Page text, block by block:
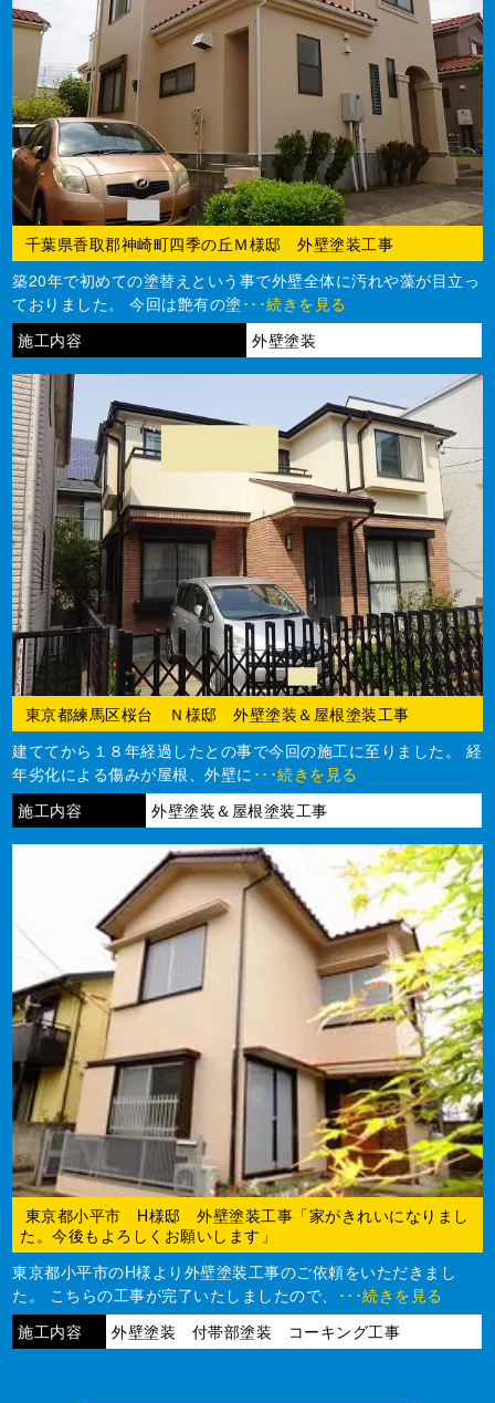
千葉県香取郡神崎町四季の丘Ｍ様邸 外壁塗装工事
築20年で初めての塗替えという事で外壁全体に汚れや藻が目立っ
ておりました。 今回は艶有の塗 ･･･続きを見る
施工内容
外壁塗装
東京都練馬区桜台 Ｎ様邸 外壁塗装＆屋根塗装工事
建ててから１８年経過したとの事で今回の施工に至りました。 経
年劣化による傷みが屋根、外壁に ･･･続きを見る
施工内容
外壁塗装＆屋根塗装工事
東京都小平市 H様邸 外壁塗装工事「家がきれいになりまし
た。今後もよろしくお願いします」
東京都小平市のH様より外壁塗装工事のご依頼をいただきまし
た。 こちらの工事が完了いたしましたので、
･･･続きを見る
施工内容
外壁塗装 付帯部塗装 コーキング工事